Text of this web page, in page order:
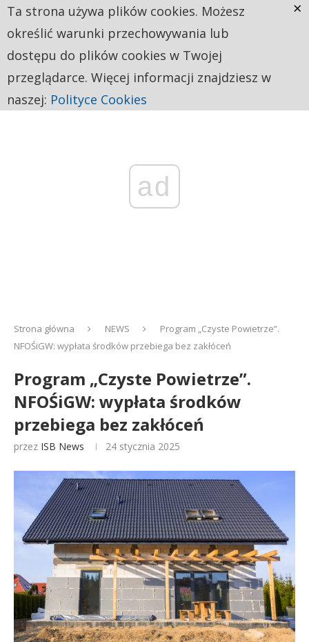
ad
Strona główna NEWS
Program „Czyste Powietrze”.
NFOŚiGW: wypłata środków przebiega bez zakłóceń
Program „Czyste Powietrze”.
NFOŚiGW: wypłata środków
przebiega bez zakłóceń
przez ISB News 24 stycznia 2025
Ta strona używa plików cookies. Możesz
określić warunki przechowywania lub
dostępu do plików cookies w Twojej
przeglądarce. Więcej informacji znajdziesz w
naszej: Polityce Cookies
×